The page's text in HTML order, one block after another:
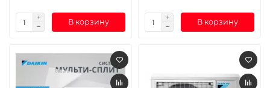
В корзину В корзину